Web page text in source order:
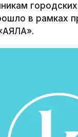
в рамках